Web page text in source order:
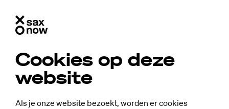
Cookies op deze
website
Als je onze website bezoekt, worden er cookies